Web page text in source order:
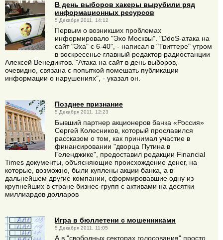
В день выборов хакеры вырубили ряд
информационных ресурсов
5 Декабря 2011, 14:12
Первым о возникших проблемах
информировало "Эхо Москвы". "DdoS-атака на
сайт "Эха" с 6-40", - написал в "Твиттере" утром
в воскресенье главный редактор радиостанции
Алексей Венедиктов. "Атака на сайт в день выборов,
очевидно, связана с попыткой помешать публикации
информации о нарушениях", - указал он.
Позднее признание
5 Декабря 2011, 12:23
Бывший партнер акционеров банка «Россия»
Сергей Колесников, который прославился
рассказом о том, как принимал участие в
финансировании "дворца Путина в
Геленджике", предоставил редакции Financial
Times документы, объясняющие происхождение денег, на
которые, возможно, были куплены акции банка, а в
дальнейшем другие компании, сформировавшие одну из
крупнейших в стране бизнес-групп с активами на десятки
миллиардов долларов
Игра в бюллетени с мошенниками
5 Декабря 2011, 11:05
А в "свободных секторах голосования" просто